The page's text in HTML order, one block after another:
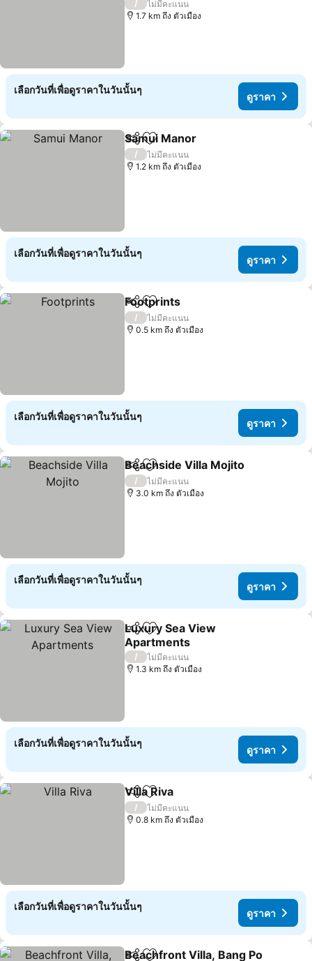
ดูราคา
/
ไม่มีคะแนน
1.7 km ถึง ตัวเมือง
เลือกวันที่เพื่อดูราคาในวันนั้นๆ
ดูราคา
แชร์ เพิ่มในรายการโปรด
Samui Manor
/
ไม่มีคะแนน
1.2 km ถึง ตัวเมือง
เลือกวันที่เพื่อดูราคาในวันนั้นๆ
ดูราคา
แชร์ เพิ่มในรายการโปรด
Footprints
/
ไม่มีคะแนน
0.5 km ถึง ตัวเมือง
เลือกวันที่เพื่อดูราคาในวันนั้นๆ
ดูราคา
แชร์ เพิ่มในรายการโปรด
Beachside Villa Mojito
/
ไม่มีคะแนน
3.0 km ถึง ตัวเมือง
เลือกวันที่เพื่อดูราคาในวันนั้นๆ
ดูราคา
แชร์ เพิ่มในรายการโปรด
Luxury Sea View
Apartments
ดูราคา
/
ไม่มีคะแนน
1.3 km ถึง ตัวเมือง
เลือกวันที่เพื่อดูราคาในวันนั้นๆ
ดูราคา
แชร์ เพิ่มในรายการโปรด
Villa Riva
/
ไม่มีคะแนน
0.8 km ถึง ตัวเมือง
เลือกวันที่เพื่อดูราคาในวันนั้นๆ
ดูราคา
Beachfront Villa, Bang Po